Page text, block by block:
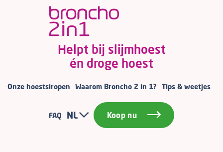
Helpt bij slijmhoest
én droge hoest
Onze hoestsiropen Waarom Broncho 2 in 1? Tips & weetjes
FAQ NL Koop nu